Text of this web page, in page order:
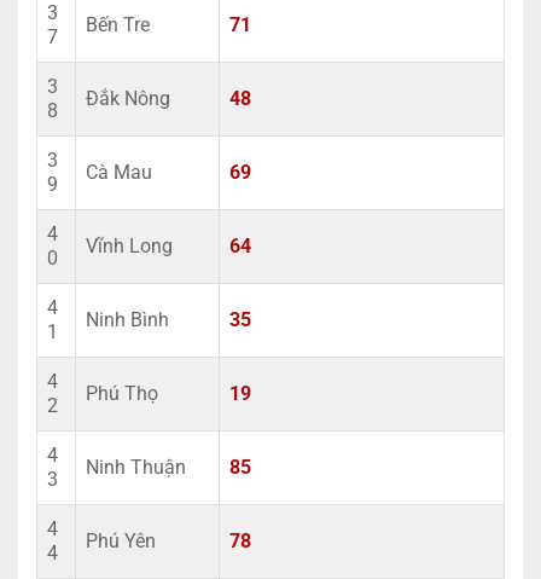
3
7
Bến Tre 71
3
8
Đắk Nông 48
3
9
Cà Mau 69
4
0
Vĩnh Long 64
4
1
Ninh Bình 35
4
2
Phú Thọ 19
4
3
Ninh Thuận 85
4
4
Phú Yên 78